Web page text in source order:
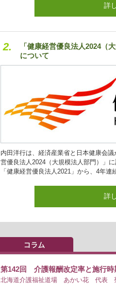
詳
2.
「健康経営優良法人2024（
について
内田洋行は、経済産業省と日本健康会
営優良法人2024（大規模法人部門）」
「健康経営優良法人2021」から、4年連
詳
第142回 介護報酬改定率と施行時
北海道介護福祉道場 あかい花 代表